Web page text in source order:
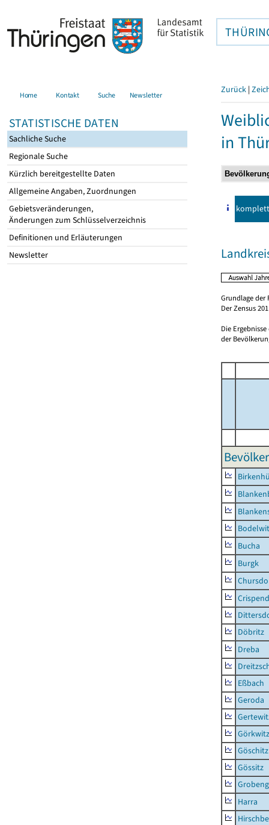
Home Kontakt Suche Newsletter
STATISTISCHE DATEN
Sachliche Suche
Regionale Suche
Kürzlich bereitgestellte Daten
Allgemeine Angaben, Zuordnungen
Gebietsveränderungen,
Änderungen zum Schlüsselverzeichnis
Definitionen und Erläuterungen
Newsletter
Zurück |
in
komplett
Grundlage der
Der Zensus
Die
der
Bucha
Burgk
Döbritz
Dreba
Eßbach
Geroda
Görkwitz
Göschitz
Gössitz
Harra